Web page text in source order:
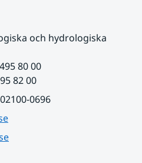
och hydrologiska
80 00
82 00
0696